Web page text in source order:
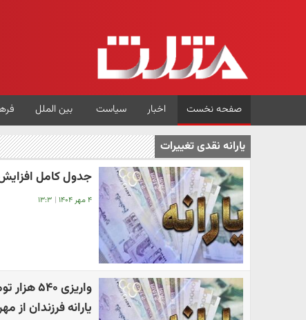
صفحه نخست اخبار سیاست بین الملل
یارانه نقدی تغییرات
جدول کامل افزایش
۴ مهر ۱۴۰۴ | ۱۳:۳
واریزی
یارانه فرزندان از